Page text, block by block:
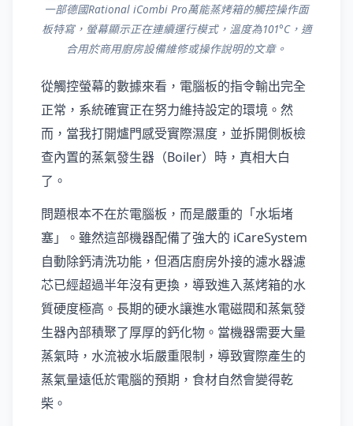
一部德國Rational iCombi Pro萬能蒸烤箱的觸控操作面
板特寫，螢幕顯示正在連續運行模式，溫度為101°C，適
合用於商用廚房設備維修或操作說明的文章。
從觸控螢幕的數據來看，電腦板的指令輸出完全
正常，系統確實正在努力維持設定的環境。然
而，當我打開爐門感受實際濕度，並拆開側板檢
查內置的蒸氣發生器（Boiler）時，真相大白
了。
問題根本不在於電腦板，而是嚴重的「水垢堵
塞」。雖然這部機器配備了強大的 iCareSystem
自動除鈣清洗功能，但酒店廚房外接的濾水器濾
芯已經超過半年沒有更換，導致進入蒸烤箱的水
質硬度極高。長期的硬水讓進水電磁閥和蒸氣發
生器內部積聚了厚厚的鈣化物。當機器需要大量
蒸氣時，水流被水垢嚴重限制，導致實際產生的
蒸氣量遠低於電腦的預期，食材自然會變得乾
柴。